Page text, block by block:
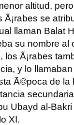
altitud,
se
llaman Balat
su nombre al
los Ã¡rabes
y lo
Ã©poca de
Ubayd al-
XI.